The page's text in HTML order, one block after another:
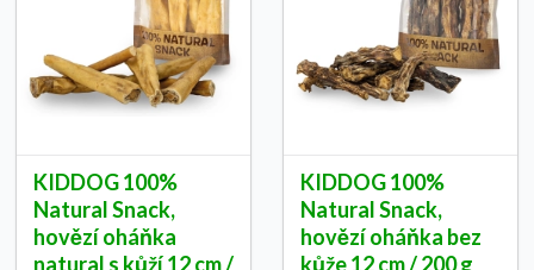
KIDDOG 100%
Natural Snack,
hovězí oháňka
natural s kůží 12 cm /
KIDDOG 100%
Natural Snack,
hovězí oháňka bez
kůže 12 cm / 200 g